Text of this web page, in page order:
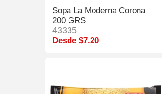
Sopa La Moderna Corona
200 GRS
43335
Desde $7.20